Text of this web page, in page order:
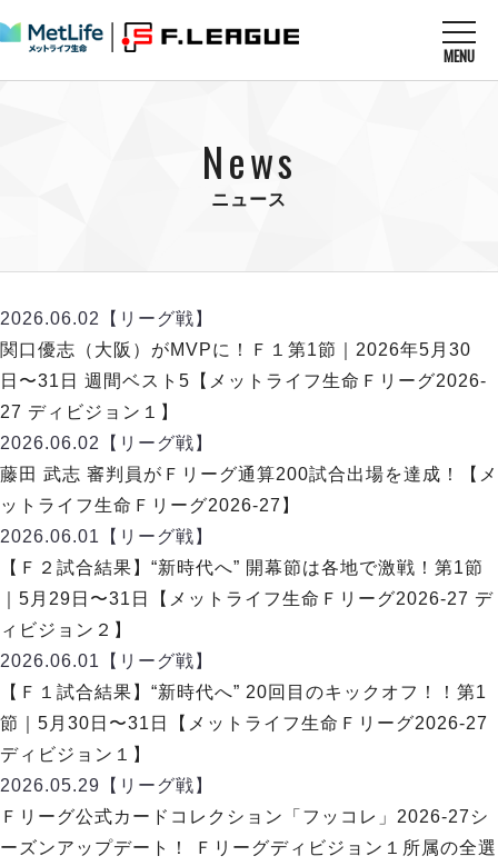
MENU
U-23選抜
クラブ
チケット
メディア情報
フットサル日本代表
その他
MATCHES
順位表
戦績表
警告・退場・出場停止選手
個人ランキング｜ゴール
個人ランキング｜シュート
個人ランキング｜シュート成功率
個人ランキング｜第2PK
メットライフ生命Ｆ２リーグ
試合日程
順位表
戦績表
警告・退場・出場停止選手
個人ランキング｜ゴール
個人ランキング｜シュート
個人ランキング｜シュート成功率
個人ランキング｜第2PK
メットライフ生命Ｆ１リーグ
エスポラーダ北海道
バルドラール浦安
フウガドールすみだ
しながわシティ
立川アスレティックFC
ペスカドーラ町田
湘南ベルマーレ
ボアルース長野
名古屋オーシャンズ
シュライカー大阪
ボルクバレット北九州
バサジィ大分
メットライフ生命Ｆ２リーグ
ヴォスクオーレ仙台
マルバ水戸FC
チケットを買う
アリーナ情報
リーグ概要 ABOUT US
リーグ概要
日本フットサルリーグについて
大会概要
リーグ要項
クラブライセンス関連
アリーナ観戦マナー&ルール
過去の記録 ARCHIVE
過去の試合記録
ディビジョン1 試合記録
ディビジョン2 試合記録
Ｆリーグカップ 試合記録
リーグ統計データ
プロジェクト PROJECT
ABeam AWARD
DIVISION01
News
ニュース
2026.06.02
【リーグ戦】
関口優志（大阪）がMVPに！Ｆ１第1節｜2026年5月30
日〜31日 週間ベスト5【メットライフ生命Ｆリーグ2026-
27 ディビジョン１】
2026.06.02
【リーグ戦】
藤田 武志 審判員がＦリーグ通算200試合出場を達成！【メ
ットライフ生命Ｆリーグ2026-27】
2026.06.01
【リーグ戦】
【Ｆ２試合結果】“新時代へ” 開幕節は各地で激戦！第1節
｜5月29日〜31日【メットライフ生命Ｆリーグ2026-27 デ
ィビジョン２】
2026.06.01
【リーグ戦】
【Ｆ１試合結果】“新時代へ” 20回目のキックオフ！！第1
節｜5月30日〜31日【メットライフ生命Ｆリーグ2026-27
ディビジョン１】
2026.05.29 【リーグ戦】
Ｆリーグ公式カードコレクション「フッコレ」2026-27シ
ーズンアップデート！ Ｆリーグディビジョン１所属の全選